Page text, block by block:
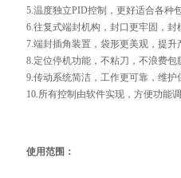
5.温度独立PID控制，更好适合各种
6.往复式端封机构，封口更牢固，封
7.端封插角装置，袋形更美观，提升
8.定位停机功能，不粘刀，不浪费包
9.传动系统简洁，工作更可靠，维护
10.所有控制由软件实现，方便功能
使用范围：